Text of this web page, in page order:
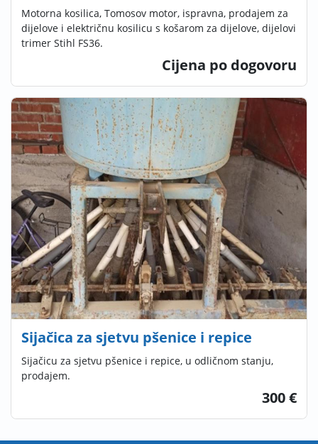
Motorna kosilica, Tomosov motor, ispravna, prodajem za
dijelove i električnu kosilicu s košarom za dijelove, dijelovi
trimer Stihl FS36.
Cijena po dogovoru
Sijačica za sjetvu pšenice i repice
Sijačicu za sjetvu pšenice i repice, u odličnom stanju,
prodajem.
300 €